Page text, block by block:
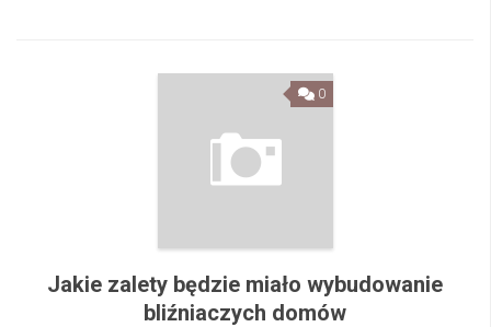
0
Jakie zalety będzie miało wybudowanie
bliźniaczych domów